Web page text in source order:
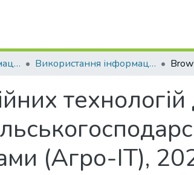
Використання інформаційних технологій для оптимізації процесів виробництва сільськогосподарської продукції та управління підприємствами (Агро-IT) Використання інформаційних технологій для оптимізації процесів виробництва сільськогосподарської продукції та управління підприємствами (Агро-ІТ), 2024
технологій
(Агро-ІТ),